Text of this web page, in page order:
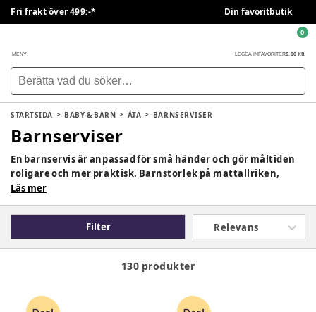
Fri frakt över 499:-* Din favoritbutik
MENY LOGGA IN FAVORITER0,00 KR
0
STARTSIDA BABY & BARN ÄTA BARNSERVISER
Barnserviser
En barnservis är anpassad för små händer och gör måltiden
roligare och mer praktisk. Barnstorlek på mattallriken,
skålar och bestick hjälper barnet att öva på att äta själv.
finmotoriken. Hos BabySam hittar du barnserviser i tåliga
material och lekfulla färger som passar både hemma och på
utflykt. I sortimentet finns alternativ för olika åldrar och
Läs mer
Filter Relevans
130 produkter